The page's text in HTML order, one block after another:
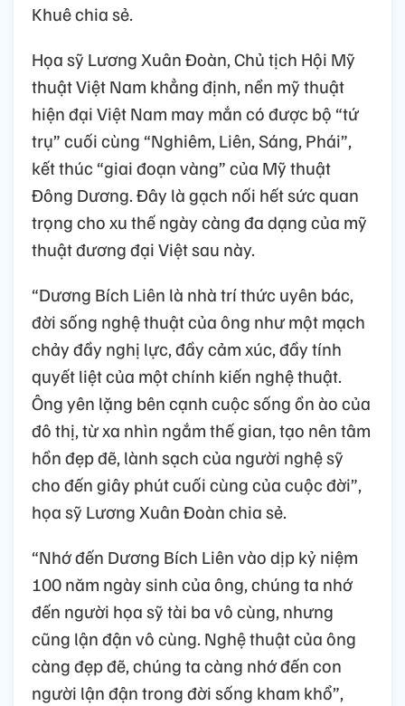
Khuê chia sẻ.
Họa sỹ Lương Xuân Đoàn, Chủ tịch Hội Mỹ
thuật Việt Nam khẳng định, nền mỹ thuật
hiện đại Việt Nam may mắn có được bộ “tứ
trụ” cuối cùng “Nghiêm, Liên, Sáng, Phái”,
kết thúc “giai đoạn vàng” của Mỹ thuật
Đông Dương. Đây là gạch nối hết sức quan
trọng cho xu thế ngày càng đa dạng của mỹ
thuật đương đại Việt sau này.
“Dương Bích Liên là nhà trí thức uyên bác,
đời sống nghệ thuật của ông như một mạch
chảy đầy nghị lực, đầy cảm xúc, đầy tính
quyết liệt của một chính kiến nghệ thuật.
Ông yên lặng bên cạnh cuộc sống ồn ào của
đô thị, từ xa nhìn ngắm thế gian, tạo nên tâm
hồn đẹp đẽ, lành sạch của người nghệ sỹ
cho đến giây phút cuối cùng của cuộc đời”,
họa sỹ Lương Xuân Đoàn chia sẻ.
“Nhớ đến Dương Bích Liên vào dịp kỷ niệm
100 năm ngày sinh của ông, chúng ta nhớ
đến người họa sỹ tài ba vô cùng, nhưng
cũng lận đận vô cùng. Nghệ thuật của ông
càng đẹp đẽ, chúng ta càng nhớ đến con
người lận đận trong đời sống kham khổ”,